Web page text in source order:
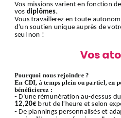
Vos missions varient en fonction
vos diplômes.
Vous travaillerez en toute
d'un soutien unique auprès de
seul non !
Vos
Pourquoi nous rejoindre ?
En CDI, à temps plein ou partiel, en
bénéficierez :
- D'une rémunération au-dessus du
12,20€ brut de l'heure et selon
- De plannings personnalisés et